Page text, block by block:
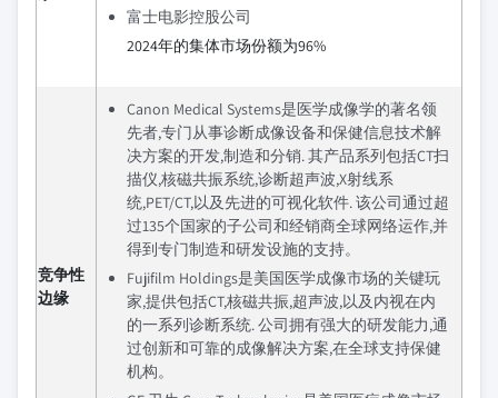
富士电影控股公司
2024年的集体市场份额为96%
竞争性
边缘
Canon Medical Systems是医学成像学的著名领
先者,专门从事诊断成像设备和保健信息技术解
决方案的开发,制造和分销. 其产品系列包括CT扫
描仪,核磁共振系统,诊断超声波,X射线系
统,PET/CT,以及先进的可视化软件. 该公司通过超
过135个国家的子公司和经销商全球网络运作,并
得到专门制造和研发设施的支持。
Fujifilm Holdings是美国医学成像市场的关键玩
家,提供包括CT,核磁共振,超声波,以及内视在内
的一系列诊断系统. 公司拥有强大的研发能力,通
过创新和可靠的成像解决方案,在全球支持保健
机构。